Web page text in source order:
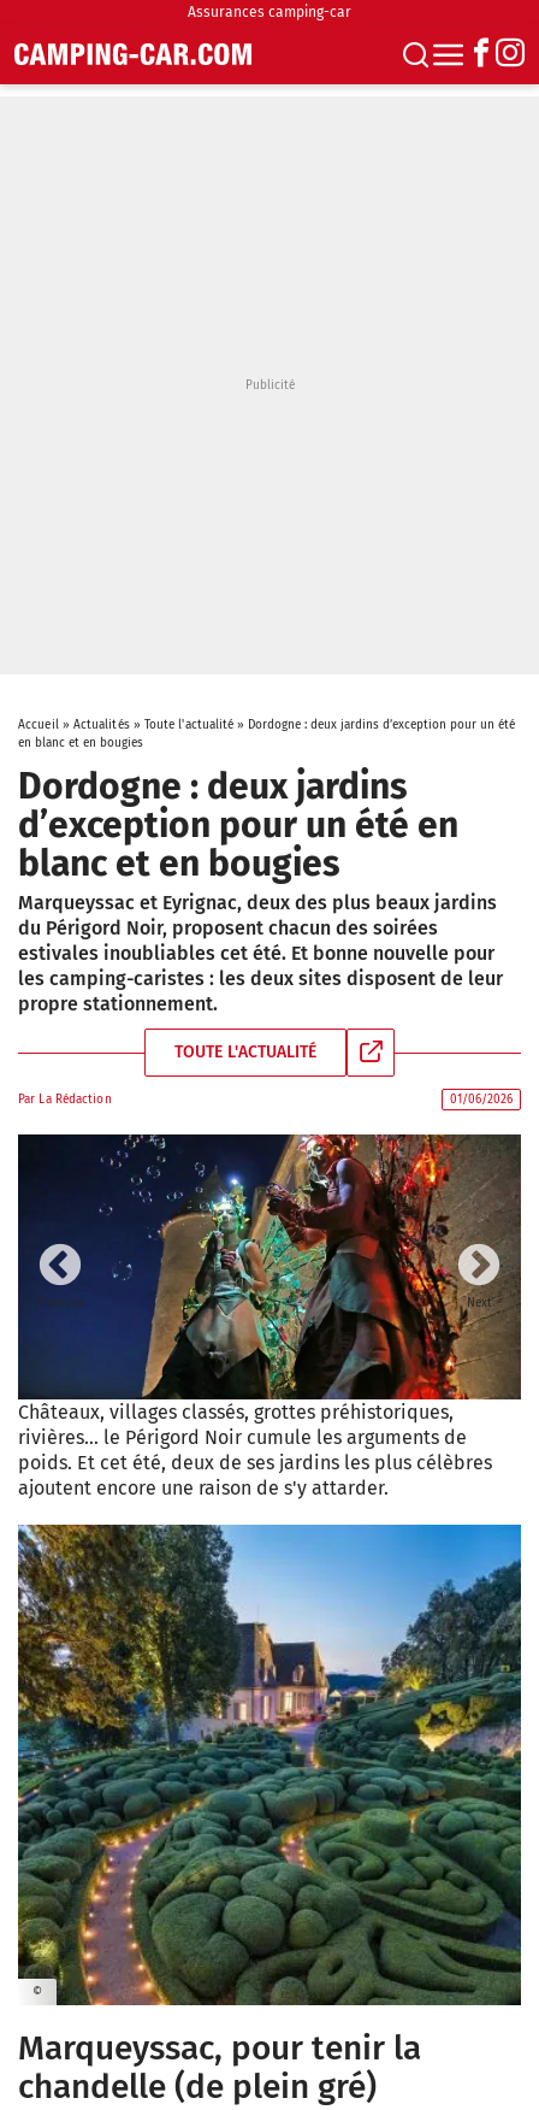
Assurances camping-car
Accueil» Actualités» Toute l'actualité » Dordogne : deux jardins d’exception pour un été
en blanc et en bougies
Dordogne : deux jardins
d’exception pour un été en
blanc et en bougies
Marqueyssac et Eyrignac, deux des plus beaux jardins
du Périgord Noir, proposent chacun des soirées
estivales inoubliables cet été. Et bonne nouvelle pour
les camping-caristes : les deux sites disposent de leur
propre stationnement.
TOUTE L'ACTUALITÉ
Par La Rédaction 01/06/2026
Previous Next
Châteaux, villages classés, grottes préhistoriques,
rivières… le Périgord Noir cumule les arguments de
poids. Et cet été, deux de ses jardins les plus célèbres
ajoutent encore une raison de s'y attarder.
©
Marqueyssac, pour tenir la
chandelle (de plein gré)